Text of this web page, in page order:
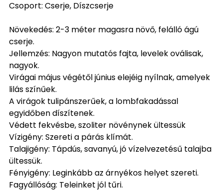
Csoport: Cserje, Díszcserje
Növekedés: 2-3 méter magasra növő, felálló ágú
cserje.
Jellemzés: Nagyon mutatós fajta, levelek oválisak,
nagyok.
Virágai május végétől június elejéig nyílnak, amelyek
lilás színűek.
A virágok tulipánszerűek, a lombfakadással
egyidőben díszítenek.
Védett fekvésbe, szoliter növénynek ültessük
Vízigény: Szereti a párás klímát.
Talajigény: Tápdús, savanyú, jó vízelvezetésű talajba
ültessük.
Fényigény: Leginkább az árnyékos helyet szereti.
Fagyállóság: Teleinket jól tűri.